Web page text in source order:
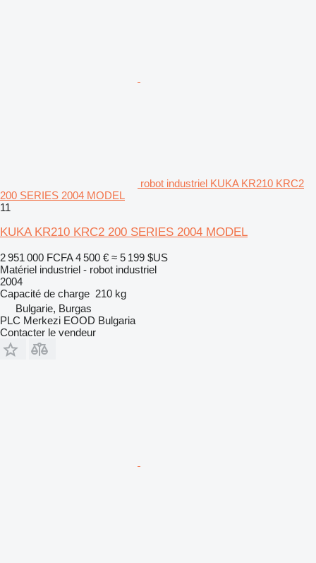
robot industriel KUKA KR210 KRC2
200 SERIES 2004 MODEL
11
KUKA KR210 KRC2 200 SERIES 2004 MODEL
2 951 000 FCFA 4 500 € ≈ 5 199 $US
Matériel industriel - robot industriel
2004
Capacité de charge 210 kg
Bulgarie, Burgas
PLC Merkezi EOOD Bulgaria
Contacter le vendeur